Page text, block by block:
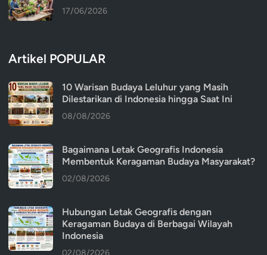
17/06/2026
Artikel POPULAR
10 Warisan Budaya Leluhur yang Masih
Dilestarikan di Indonesia hingga Saat Ini
08/08/2026
Bagaimana Letak Geografis Indonesia
Membentuk Keragaman Budaya Masyarakat?
02/08/2026
Hubungan Letak Geografis dengan
Keragaman Budaya di Berbagai Wilayah
Indonesia
02/08/2026